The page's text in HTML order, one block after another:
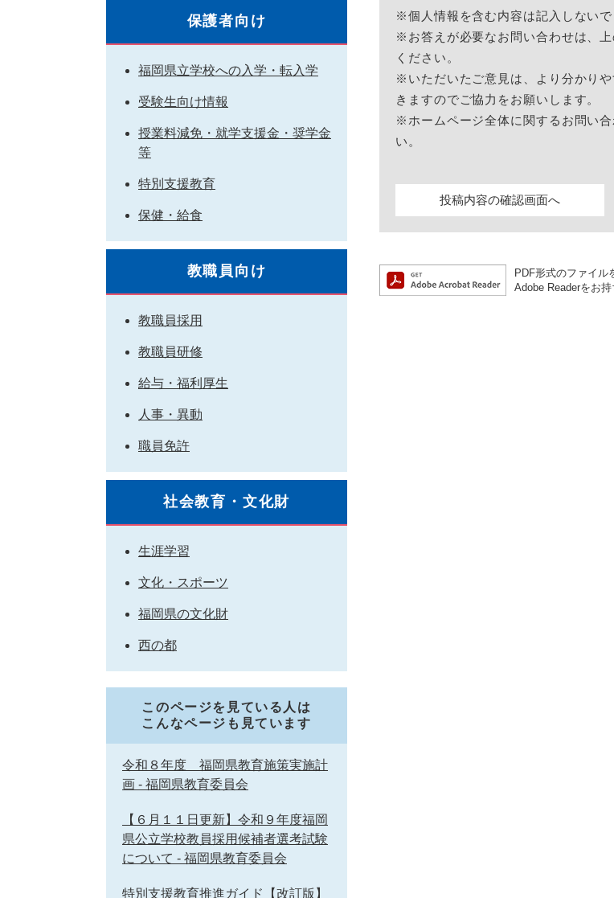
※個人情報を含む内容は記入しないで
※お答えが必要なお問い合わせは、
ください。
※いただいたご意見は、より分かり
きますのでご協力をお願いします。
※ホームページ全体に関するお問い合
い。
PDF形式のファイル
Adobe Readerをお
保護者向け
福岡県立学校への入学・転入学
受験生向け情報
授業料減免・就学支援金・奨学金
等
特別支援教育
保健・給食
教職員向け
教職員採用
教職員研修
給与・福利厚生
人事・異動
職員免許
社会教育・文化財
生涯学習
文化・スポーツ
福岡県の文化財
西の都
このページを見ている人は
こんなページも見ています
令和８年度 福岡県教育施策実施計
画 - 福岡県教育委員会
【６月１１日更新】令和９年度福岡
県公立学校教員採用候補者選考試験
について - 福岡県教育委員会
特別支援教育推進ガイド【改訂版】